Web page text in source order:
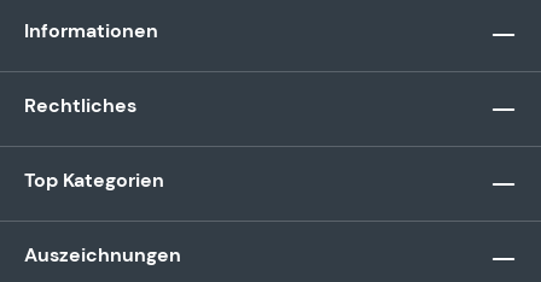
Informationen
Rechtliches
Top Kategorien
Auszeichnungen